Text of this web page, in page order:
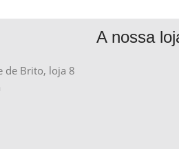
de Brito, loja 8
A nossa